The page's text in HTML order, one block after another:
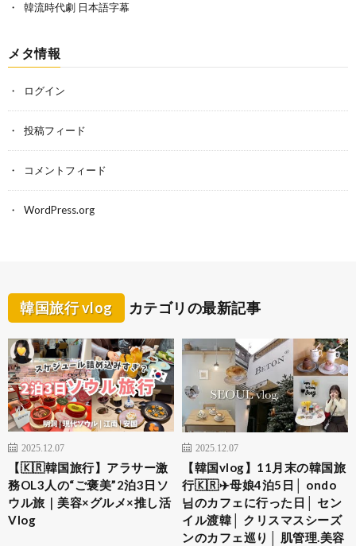
韓流時代劇 日本語字幕
メタ情報
ログイン
投稿フィード
コメントフィード
WordPress.org
韓国旅行 vlog カテゴリの最新記事
2025.12.07
【🇰🇷韓国旅行】アラサー激
務OL3人の“ご褒美”2泊3日ソ
ウル旅｜美容×グルメ×推し活
Vlog
2025.12.07
【韓国vlog】11月末の韓国旅
行🇰🇷✈️母娘4泊5日│ ondo
님のカフェに行った日│ セン
イル渡韓│ クリスマスシーズ
ンのカフェ巡り│ 肌管理.美容